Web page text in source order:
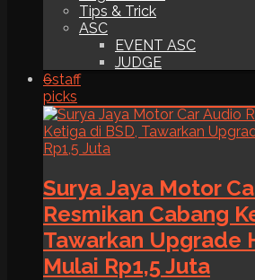
Tips & Trick
ASC
EVENT ASC
JUDGE
6staff
picks
Surya Jaya Motor
Resmikan Cabang
Tawarkan Upgrade
Mulai Rp1,5 Juta